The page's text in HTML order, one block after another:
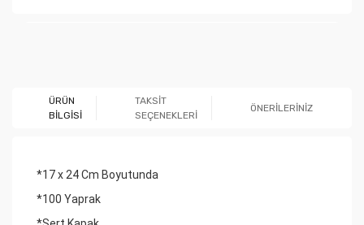
ÜRÜN
BİLGİSİ
TAKSİT
SEÇENEKLERİ
ÖNERİLERİNİZ
*17 x 24 Cm Boyutunda
*100 Yaprak